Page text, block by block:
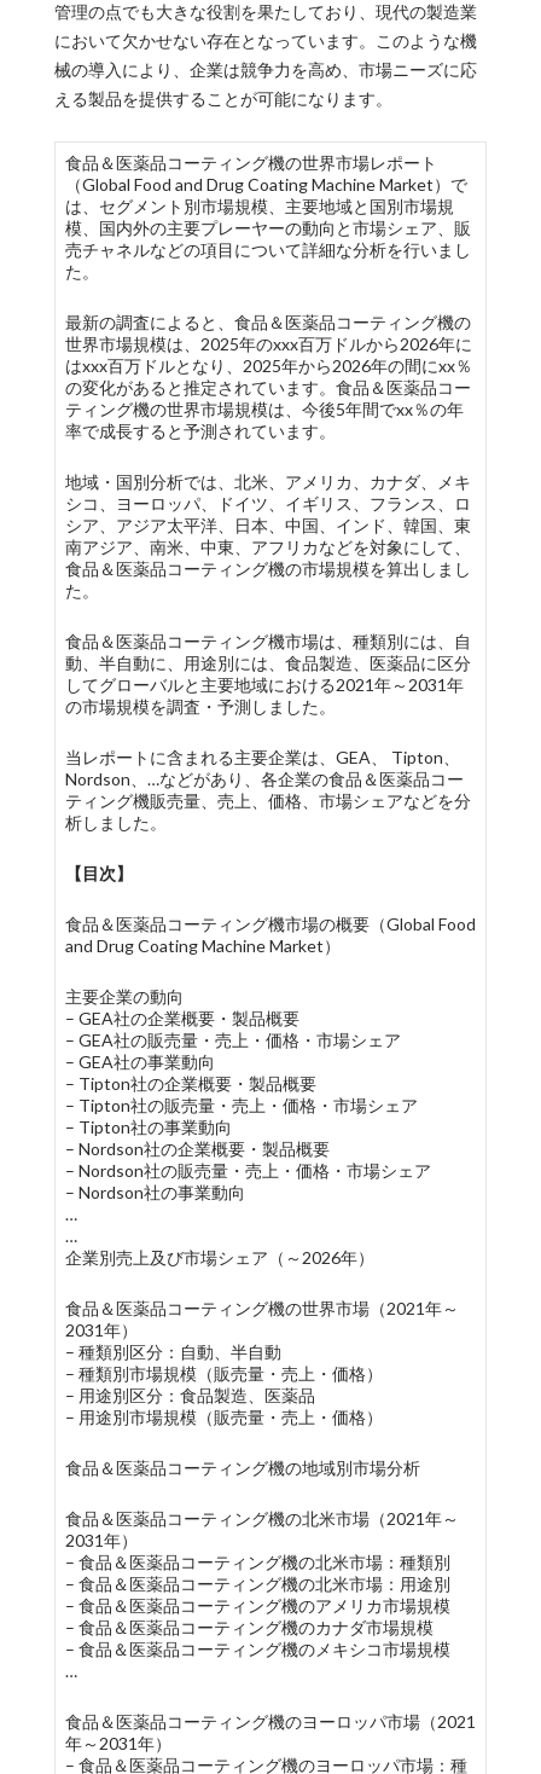
管理の点でも大きな役割を果たしており、現代の製造業
において欠かせない存在となっています。このような機
械の導入により、企業は競争力を高め、市場ニーズに応
える製品を提供することが可能になります。
食品＆医薬品コーティング機の世界市場レポート
（Global Food and Drug Coating Machine Market）で
は、セグメント別市場規模、主要地域と国別市場規
模、国内外の主要プレーヤーの動向と市場シェア、販
売チャネルなどの項目について詳細な分析を行いまし
た。
最新の調査によると、食品＆医薬品コーティング機の
世界市場規模は、2025年のxxx百万ドルから2026年に
はxxx百万ドルとなり、2025年から2026年の間にxx％
の変化があると推定されています。食品＆医薬品コー
ティング機の世界市場規模は、今後5年間でxx％の年
率で成長すると予測されています。
地域・国別分析では、北米、アメリカ、カナダ、メキ
シコ、ヨーロッパ、ドイツ、イギリス、フランス、ロ
シア、アジア太平洋、日本、中国、インド、韓国、東
南アジア、南米、中東、アフリカなどを対象にして、
食品＆医薬品コーティング機の市場規模を算出しまし
た。
食品＆医薬品コーティング機市場は、種類別には、自
動、半自動に、用途別には、食品製造、医薬品に区分
してグローバルと主要地域における2021年～2031年
の市場規模を調査・予測しました。
当レポートに含まれる主要企業は、GEA、 Tipton、
Nordson、…などがあり、各企業の食品＆医薬品コー
ティング機販売量、売上、価格、市場シェアなどを分
析しました。
【目次】
食品＆医薬品コーティング機市場の概要（Global Food
and Drug Coating Machine Market）
主要企業の動向
– GEA社の企業概要・製品概要
– GEA社の販売量・売上・価格・市場シェア
– GEA社の事業動向
– Tipton社の企業概要・製品概要
– Tipton社の販売量・売上・価格・市場シェア
– Tipton社の事業動向
– Nordson社の企業概要・製品概要
– Nordson社の販売量・売上・価格・市場シェア
– Nordson社の事業動向
…
…
企業別売上及び市場シェア（～2026年）
食品＆医薬品コーティング機の世界市場（2021年～
2031年）
– 種類別区分：自動、半自動
– 種類別市場規模（販売量・売上・価格）
– 用途別区分：食品製造、医薬品
– 用途別市場規模（販売量・売上・価格）
食品＆医薬品コーティング機の地域別市場分析
食品＆医薬品コーティング機の北米市場（2021年～
2031年）
– 食品＆医薬品コーティング機の北米市場：種類別
– 食品＆医薬品コーティング機の北米市場：用途別
– 食品＆医薬品コーティング機のアメリカ市場規模
– 食品＆医薬品コーティング機のカナダ市場規模
– 食品＆医薬品コーティング機のメキシコ市場規模
…
食品＆医薬品コーティング機のヨーロッパ市場（2021
年～2031年）
– 食品＆医薬品コーティング機のヨーロッパ市場：種